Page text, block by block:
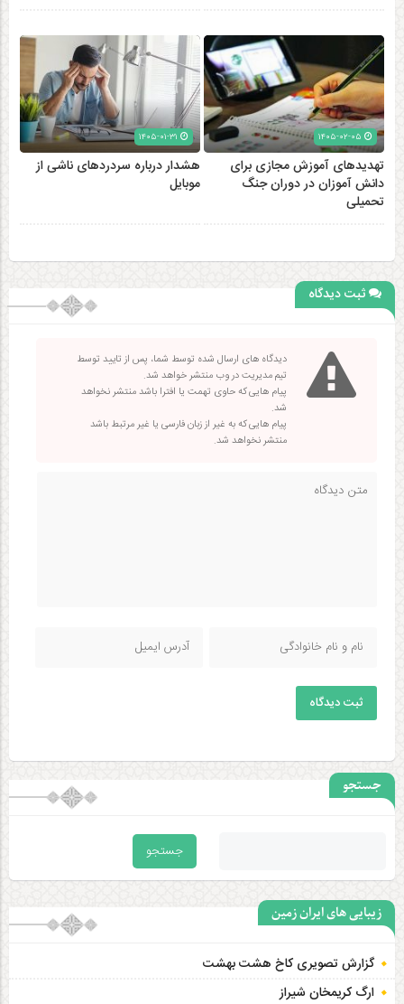
تهدیدهای آموزش مجازی برای
دانش آموزان در دوران جنگ
تحمیلی
هشدار درباره سردردهای ناشی از
موبایل
ثبت دیدگاه
دیدگاه های ارسال شده توسط شما، پس از تایید توسط
تیم مدیریت در وب منتشر خواهد شد.
پیام هایی که حاوی تهمت یا افترا باشد منتشر نخواهد
شد.
پیام هایی که به غیر از زبان فارسی یا غیر مرتبط باشد
منتشر نخواهد شد.
ثبت دیدگاه
جستجو
زیبایی های ایران زمین
گزارش تصویری کاخ هشت‌ بهشت
ارگ کریمخان شیراز